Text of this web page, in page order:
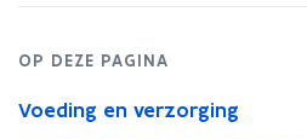
OP DEZE PAGINA
Voeding en verzorging